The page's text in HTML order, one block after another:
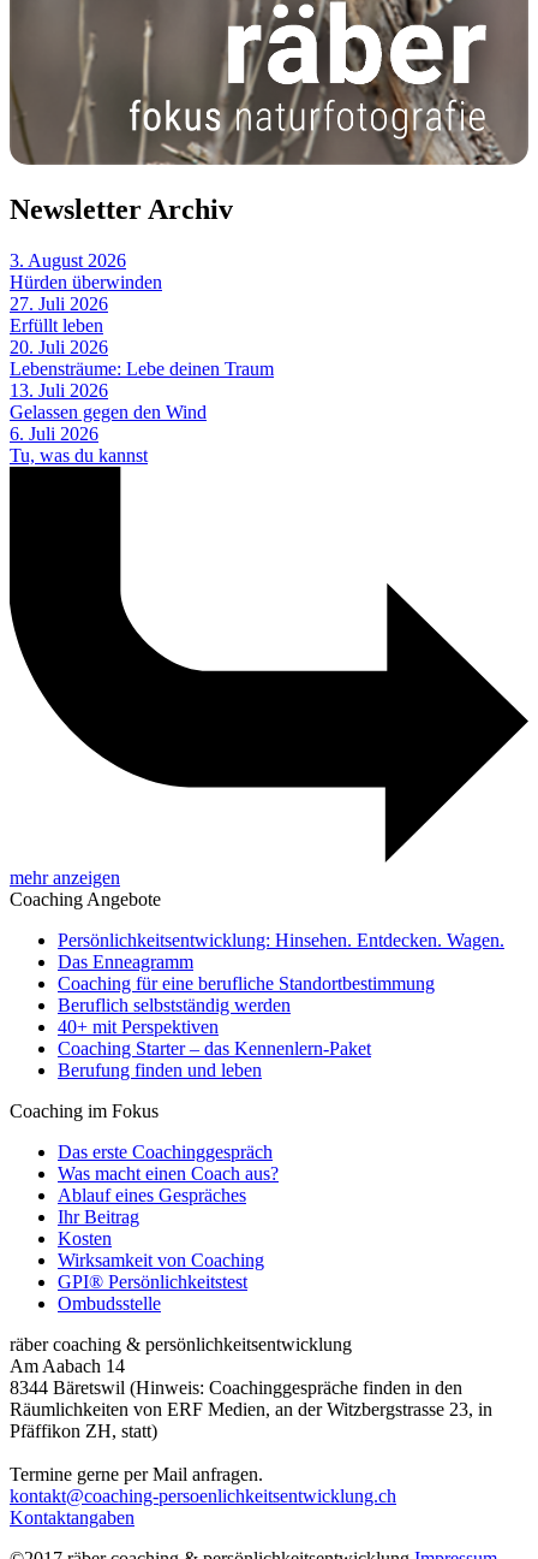
Newsletter Archiv
3. August 2026
Hürden überwinden
27. Juli 2026
Erfüllt leben
20. Juli 2026
Lebensträume: Lebe deinen Traum
13. Juli 2026
Gelassen gegen den Wind
6. Juli 2026
Tu, was du kannst
mehr anzeigen
Coaching Angebote
Persönlichkeitsentwicklung: Hinsehen. Entdecken. Wagen.
Das Enneagramm
Coaching für eine berufliche Standortbestimmung
Beruflich selbstständig werden
40+ mit Perspektiven
Coaching Starter – das Kennenlern-Paket
Berufung finden und leben
Coaching im Fokus
Das erste Coachinggespräch
Was macht einen Coach aus?
Ablauf eines Gespräches
Ihr Beitrag
Kosten
Wirksamkeit von Coaching
GPI® Persönlichkeitstest
Ombudsstelle
räber coaching & persönlichkeitsentwicklung
Am Aabach 14
8344 Bäretswil (Hinweis: Coachinggespräche finden in den
Räumlichkeiten von ERF Medien, an der Witzbergstrasse 23, in
Pfäffikon ZH, statt)
Termine gerne per Mail anfragen.
kontakt@coaching-persoenlichkeitsentwicklung.ch
Kontaktangaben